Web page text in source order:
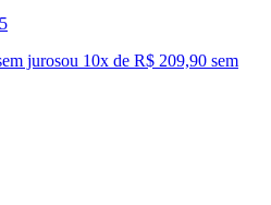
jurosou 10x de R$ 209,90 sem